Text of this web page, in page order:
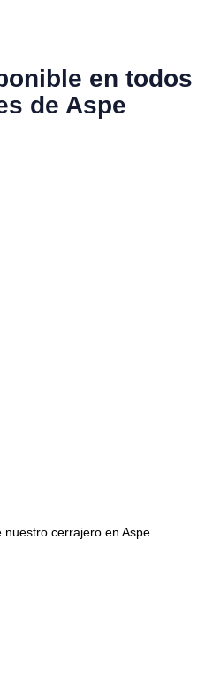
en todos
de Aspe
cerrajero en Aspe